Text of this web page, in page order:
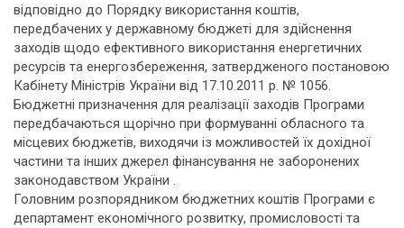
відповідно до Порядку використання коштів,
передбачених у державному бюджеті для здійснення
заходів щодо ефективного використання енергетичних
ресурсів та енергозбереження, затвердженого постановою
Кабінету Міністрів України від 17.10.2011 р. № 1056.
Бюджетні призначення для реалізації заходів Програми
передбачаються щорічно при формуванні обласного та
місцевих бюджетів, виходячи із можливостей їх дохідної
частини та інших джерел фінансування не заборонених
законодавством України .
Головним розпорядником бюджетних коштів Програми є
департамент економічного розвитку, промисловості та